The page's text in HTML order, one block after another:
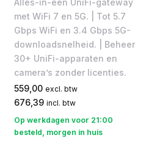
met WiFi 7 en 5G. | Tot 5.7
Gbps WiFi en 3.4 Gbps 5G-
downloadsnelheid. | Beheer
30+ UniFi-apparaten en
camera’s zonder licenties.
559,00 excl. btw
676,39 incl. btw
Op werkdagen voor 21:00
besteld, morgen in huis